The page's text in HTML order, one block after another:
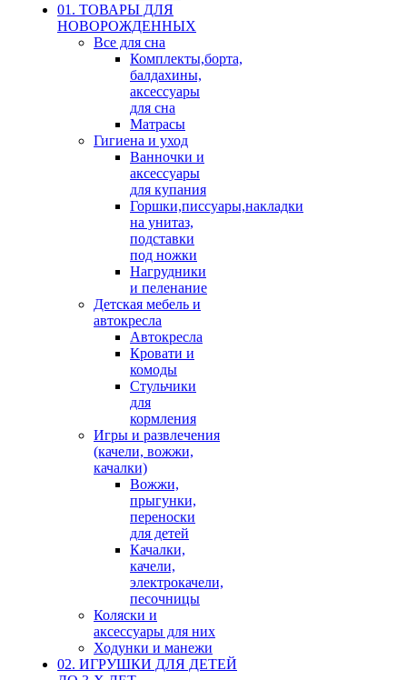
01. ТОВАРЫ ДЛЯ
НОВОРОЖДЕННЫХ
Все для сна
Комплекты,борта,
балдахины,
аксессуары
для сна
Матрасы
Гигиена и уход
Ванночки и
аксессуары
для купания
Горшки,писсуары,накладки
на унитаз,
подставки
под ножки
Нагрудники
и пеленание
Детская мебель и
автокресла
Автокресла
Кровати и
комоды
Стульчики
для
кормления
Игры и развлечения
(качели, вожжи,
качалки)
Вожжи,
прыгунки,
переноски
для детей
Качалки,
качели,
электрокачели,
песочницы
Коляски и
аксессуары для них
Ходунки и манежи
02. ИГРУШКИ ДЛЯ ДЕТЕЙ